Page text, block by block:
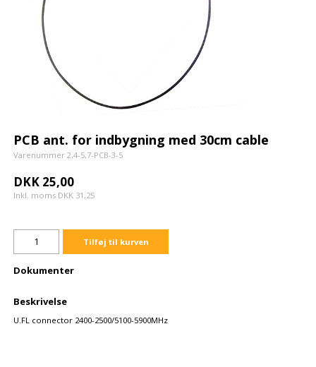
PCB ant. for indbygning med 30cm cable
Varenummer 2,4-5,7-PCB-3-5
DKK 25,00
Inkl. moms DKK 31,25
Tilføj til kurven
Dokumenter
Beskrivelse
U.FL connector 2400-2500/5100-5900MHz